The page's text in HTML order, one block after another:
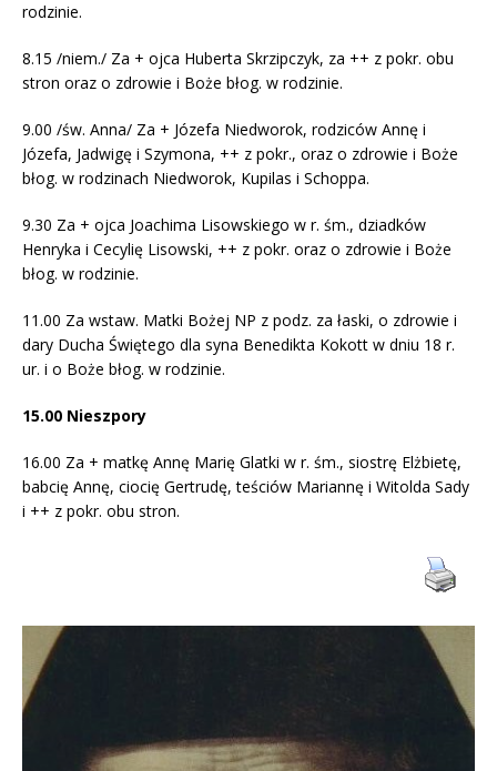
rodzinie.
8.15 /niem./ Za + ojca Huberta Skrzipczyk, za ++ z pokr. obu
stron oraz o zdrowie i Boże błog. w rodzinie.
9.00 /św. Anna/ Za + Józefa Niedworok, rodziców Annę i
Józefa, Jadwigę i Szymona, ++ z pokr., oraz o zdrowie i Boże
błog. w rodzinach Niedworok, Kupilas i Schoppa.
9.30 Za + ojca Joachima Lisowskiego w r. śm., dziadków
Henryka i Cecylię Lisowski, ++ z pokr. oraz o zdrowie i Boże
błog. w rodzinie.
11.00 Za wstaw. Matki Bożej NP z podz. za łaski, o zdrowie i
dary Ducha Świętego dla syna Benedikta Kokott w dniu 18 r.
ur. i o Boże błog. w rodzinie.
15.00 Nieszpory
16.00 Za + matkę Annę Marię Glatki w r. śm., siostrę Elżbietę,
babcię Annę, ciocię Gertrudę, teściów Mariannę i Witolda Sady
i ++ z pokr. obu stron.